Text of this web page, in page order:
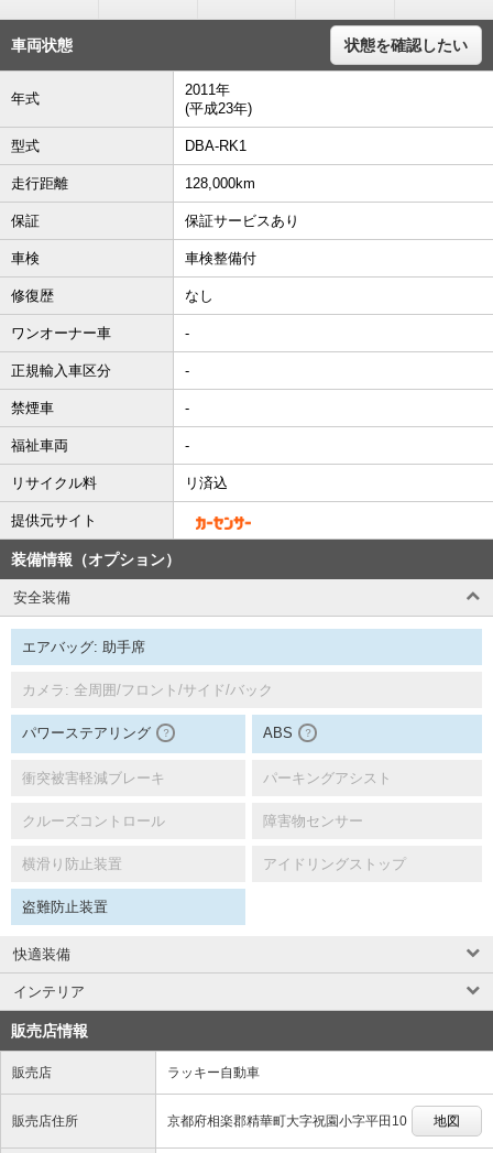
車両状態 状態を確認したい
年式
2011年
(平成23年)
型式 DBA-RK1
走行距離 128,000km
保証 保証サービスあり
車検 車検整備付
修復歴 なし
ワンオーナー車 -
正規輸入車区分 -
禁煙車 -
福祉車両 -
リサイクル料 リ済込
提供元サイト
装備情報（オプション）
安全装備
エアバッグ: 助手席
カメラ: 全周囲/フロント/サイド/バック
パワーステアリング ？ ABS ？
衝突被害軽減ブレーキ パーキングアシスト
クルーズコントロール 障害物センサー
横滑り防止装置 アイドリングストップ
盗難防止装置
快適装備
インテリア
販売店情報
販売店 ラッキー自動車
販売店住所 京都府相楽郡精華町大字祝園小字平田10 地図